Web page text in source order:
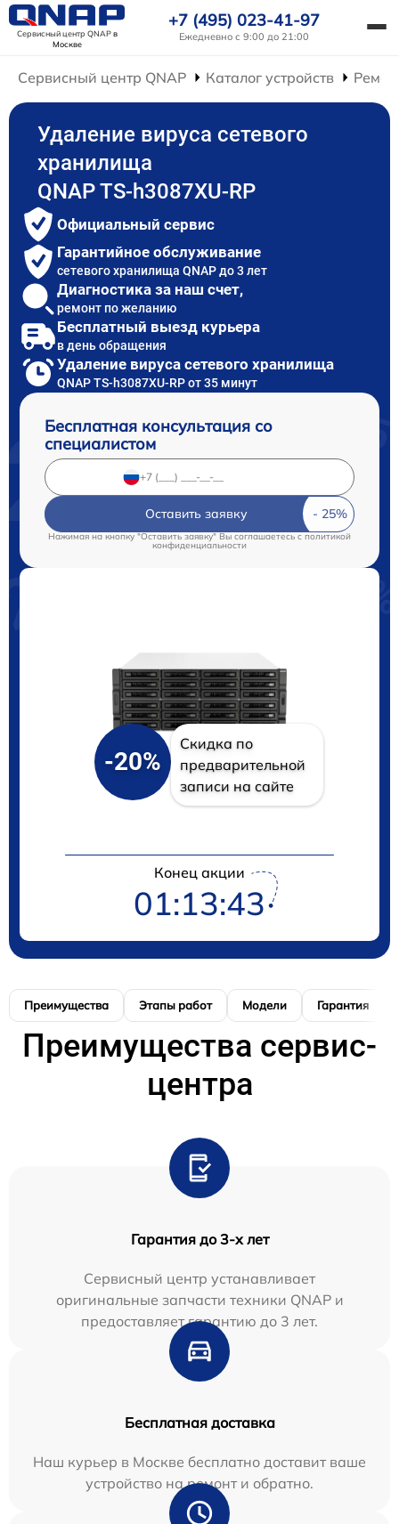
Сервисный центр QNAPв
Москве
+7 (495) 023-41-97
Ежедневно с 9:00 до 21:00
Сервисный центр QNAP Каталог устройств
Удаление вируса сетевого
хранилища
QNAP TS-h3087XU-RP
Официальный сервис
Гарантийное обслуживание
сетевого хранилища QNAP до 3 лет
Диагностика за наш счет,
ремонт по желанию
Бесплатный выезд курьера
в день обращения
Удаление вируса сетевого хранилища
QNAP TS-h3087XU-RP от 35 минут
Бесплатная консультация со
специалистом
Оставить заявку
Нажимая на кнопку "Оставить заявку" Вы соглашаетесь cполитикой
конфиденциальности
-20%
Скидка по
предварительной
записи на сайте
Конец акции
01:13:42
Преимущества Этапы работ Модели Гарантия
Преимущества сервис-
центра
Гарантия до 3-х лет
Сервисный центр устанавливает
оригинальные запчасти техники QNAP и
предоставляет гарантию до 3 лет.
Бесплатная доставка
Наш курьер в Москве бесплатно доставит ваше
устройство на ремонт и обратно.